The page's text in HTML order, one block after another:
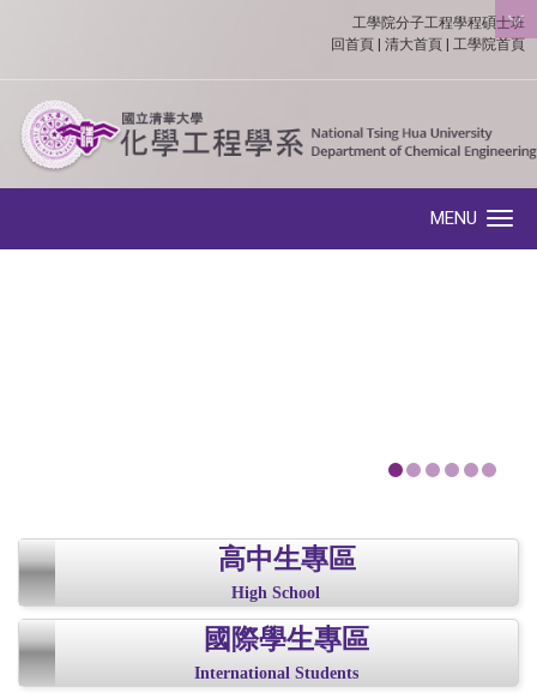
:::
工學院分子工程學程碩士班
回首頁
清大首頁 工學院首頁
MENU
高中生專區
High School
國際學生專區
International Students